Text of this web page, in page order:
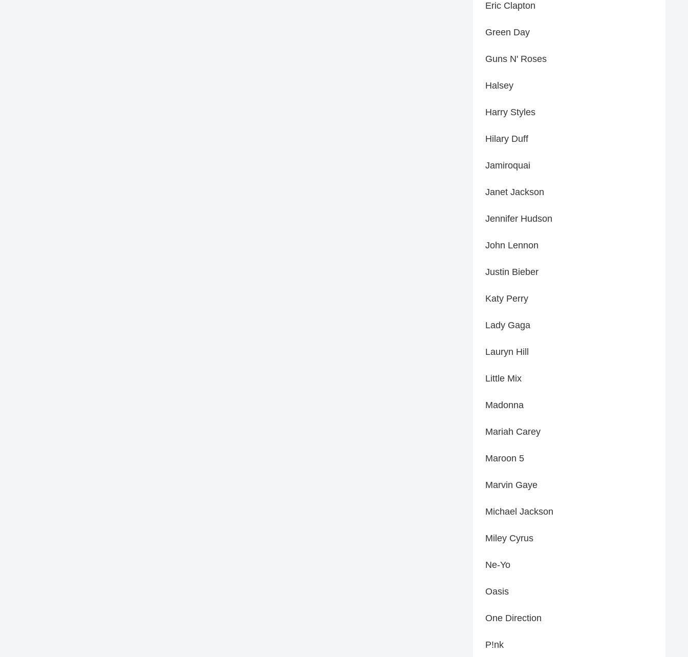
Eric Clapton
Green Day
Guns N' Roses
Halsey
Harry Styles
Hilary Duff
Jamiroquai
Janet Jackson
Jennifer Hudson
John Lennon
Justin Bieber
Katy Perry
Lady Gaga
Lauryn Hill
Little Mix
Madonna
Mariah Carey
Maroon 5
Marvin Gaye
Michael Jackson
Miley Cyrus
Ne-Yo
Oasis
One Direction
P!nk